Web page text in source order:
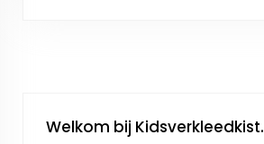
Welkom bij Kidsverkleedkist.